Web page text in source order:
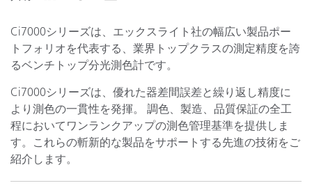
Ci7000シリーズは、エックスライト社の幅広い製品ポー
トフォリオを代表する、業界トップクラスの測定精度を誇
るベンチトップ分光測色計です。
Ci7000シリーズは、優れた器差間誤差と繰り返し精度に
より測色の一貫性を発揮。 調色、製造、品質保証の全工
程においてワンランクアップの測色管理基準を提供しま
す。これらの斬新的な製品をサポートする先進の技術をご
紹介します。